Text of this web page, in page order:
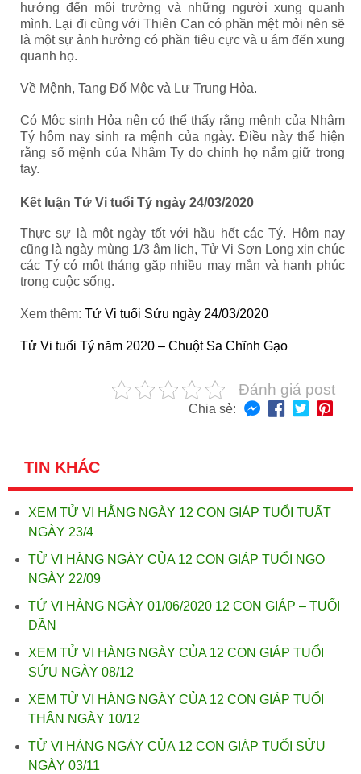
hưởng đến môi trường và những người xung quanh
mình. Lại đi cùng với Thiên Can có phần mệt mỏi nên sẽ
là một sự ảnh hưởng có phần tiêu cực và u ám đến xung
quanh họ.
Về Mệnh, Tang Đố Mộc và Lư Trung Hỏa.
Có Mộc sinh Hỏa nên có thể thấy rằng mệnh của Nhâm
Tý hôm nay sinh ra mệnh của ngày. Điều này thể hiện
rằng số mệnh của Nhâm Ty do chính họ nắm giữ trong
tay.
Kết luận Tử Vi tuổi Tý ngày 24/03/2020
Thực sự là một ngày tốt với hầu hết các Tý. Hôm nay
cũng là ngày mùng 1/3 âm lịch, Tử Vi Sơn Long xin chúc
các Tý có một tháng gặp nhiều may mắn và hạnh phúc
trong cuộc sống.
Xem thêm: Tử Vi tuổi Sửu ngày 24/03/2020
Tử Vi tuổi Tý năm 2020 – Chuột Sa Chĩnh Gạo
Đánh giá post
Chia sẻ:
TIN KHÁC
XEM TỬ VI HẰNG NGÀY 12 CON GIÁP TUỔI TUẤT
NGÀY 23/4
TỬ VI HÀNG NGÀY CỦA 12 CON GIÁP TUỔI NGỌ
NGÀY 22/09
TỬ VI HÀNG NGÀY 01/06/2020 12 CON GIÁP – TUỔI
DẦN
XEM TỬ VI HÀNG NGÀY CỦA 12 CON GIÁP TUỔI
SỬU NGÀY 08/12
XEM TỬ VI HÀNG NGÀY CỦA 12 CON GIÁP TUỔI
THÂN NGÀY 10/12
TỬ VI HÀNG NGÀY CỦA 12 CON GIÁP TUỔI SỬU
NGÀY 03/11